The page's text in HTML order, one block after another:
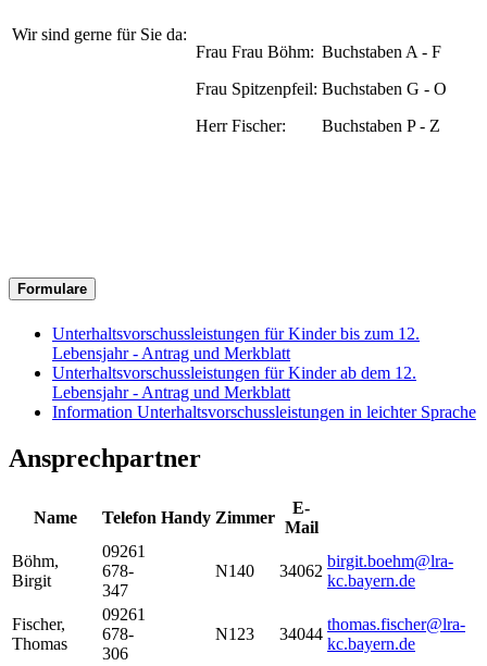
Wir sind gerne für Sie da:
Frau Frau Böhm:
Frau Spitzenpfeil:
Herr Fischer:
Buchstaben A - F
Buchstaben G - O
Buchstaben P - Z
Formulare
Unterhaltsvorschussleistungen für Kinder bis zum 12.
Lebensjahr - Antrag und Merkblatt
Unterhaltsvorschussleistungen für Kinder ab dem 12.
Lebensjahr - Antrag und Merkblatt
Information Unterhaltsvorschussleistungen in leichter Sprache
Ansprechpartner
Name Telefon Handy Zimmer
E-
Mail
Böhm,
Birgit
09261
678-
347
N140 34062
birgit.boehm@lra-
kc.bayern.de
Fischer,
Thomas
09261
678-
306
N123 34044
thomas.fischer@lra-
kc.bayern.de